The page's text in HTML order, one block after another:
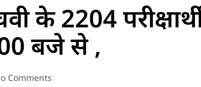
के 2204
बजे से ,
Comments